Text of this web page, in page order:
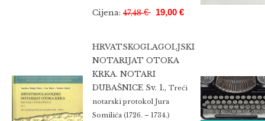
Cijena: 47,48€ 19,00 €
HRVATSKOGLAGOLJSKI
NOTARIJAT OTOKA
KRKA. NOTARI
DUBAŠNICE Sv. 1., Treći
notarski protokol Jura
Somilića (1726. – 1734.)